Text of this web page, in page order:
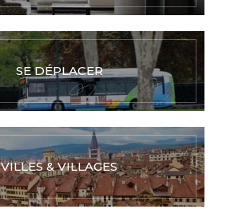
SE DÉPLACER
VILLES & VILLAGES